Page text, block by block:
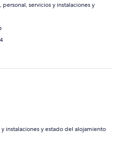
servicios y instalaciones y
instalaciones y estado del alojamiento